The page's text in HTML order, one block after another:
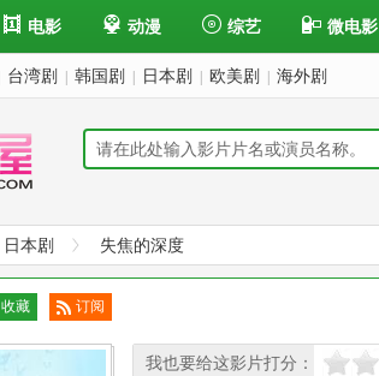
电影 动漫 综艺 微电影
台湾剧 韩国剧 日本剧 欧美剧 海外剧
日本剧 失焦的深度
收藏
订阅
我也要给这影片打分：
很差较差 还行推荐 力荐